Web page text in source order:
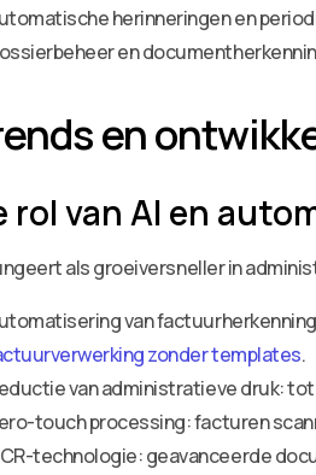
herinneringen en
en
en
rol van AI en
als groeiversneller in
van
zonder templates.
van administratieve druk:
touch processing: facturen
technologie: geavanceerde